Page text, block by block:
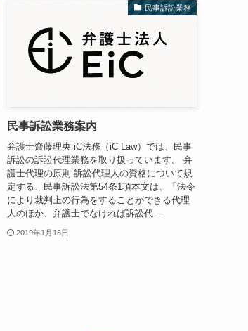
民事訴訟業務
民事訴訟業務案内
弁護士齋藤理央 iC法務（iC Law）では、民事
訴訟の訴訟代理業務を取り扱っています。 弁
護士代理の原則 訴訟代理人の資格について規
定する、民事訴訟法第54条1項本文は、「法令
により裁判上の行為をすることができる代理
人のほか、弁護士でなければ訴訟代...
2019年1月16日